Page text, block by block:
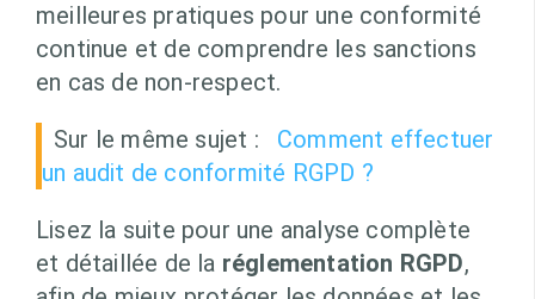
meilleures pratiques pour une conformité
continue et de comprendre les sanctions
en cas de non-respect.
Sur le même sujet :
Comment effectuer
un audit de conformité RGPD ?
Lisez la suite pour une analyse complète
et détaillée de la réglementation RGPD,